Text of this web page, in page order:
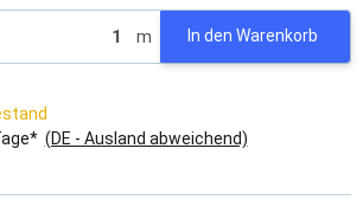
m In den Warenkorb
(DE - Ausland abweichend)